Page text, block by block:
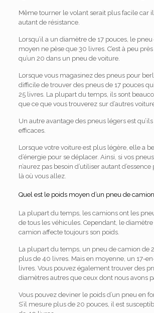
Même tourner le volant serait plus facile car il
autant de résistance.
Lorsqu’il a un diamètre de 17 pouces, le
moyen ne pèse que 30 livres. C’est à peu
qu’un 20 dans un pneu de voiture.
Lorsque vous magasinez des pneus pour
difficile de trouver des pneus de 17 pouces
25 livres. La plupart du temps, ils sont
que ce que vous trouverez sur d’autres
Un autre avantage des pneus légers est
efficaces.
Lorsque votre voiture est plus légère, elle a
d’énergie pour se déplacer. Ainsi, si vos
n’aurez pas besoin d’utiliser autant
là où vous allez.
Quel est le poids moyen d’un pneu de
La plupart du temps, les camions ont les
de tous les véhicules. Cependant, le diamètre
camion affecte toujours son poids.
La plupart du temps, un pneu de camion de
plus de 40 livres. Mais en moyenne, un 17-
livres. Vous pouvez également trouver des
diamètres autres que ceux dont nous avons
Vous pouvez deviner le poids d’un pneu en
S’il mesure plus de 20 pouces, il est